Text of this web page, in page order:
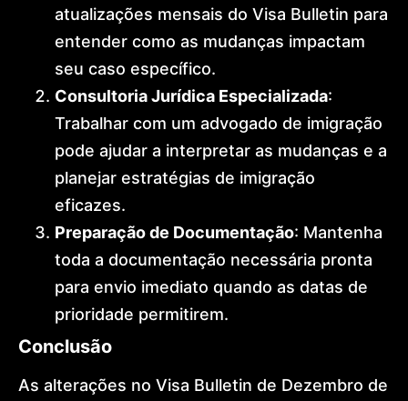
atualizações mensais do Visa Bulletin para
entender como as mudanças impactam
seu caso específico.
Consultoria Jurídica Especializada:
Trabalhar com um advogado de imigração
pode ajudar a interpretar as mudanças e a
planejar estratégias de imigração
eficazes.
Preparação de Documentação: Mantenha
toda a documentação necessária pronta
para envio imediato quando as datas de
prioridade permitirem.
Conclusão
As alterações no Visa Bulletin de Dezembro de